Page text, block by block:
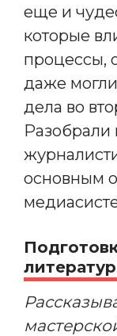
еще и
которые
процессы,
даже
дела во
основным